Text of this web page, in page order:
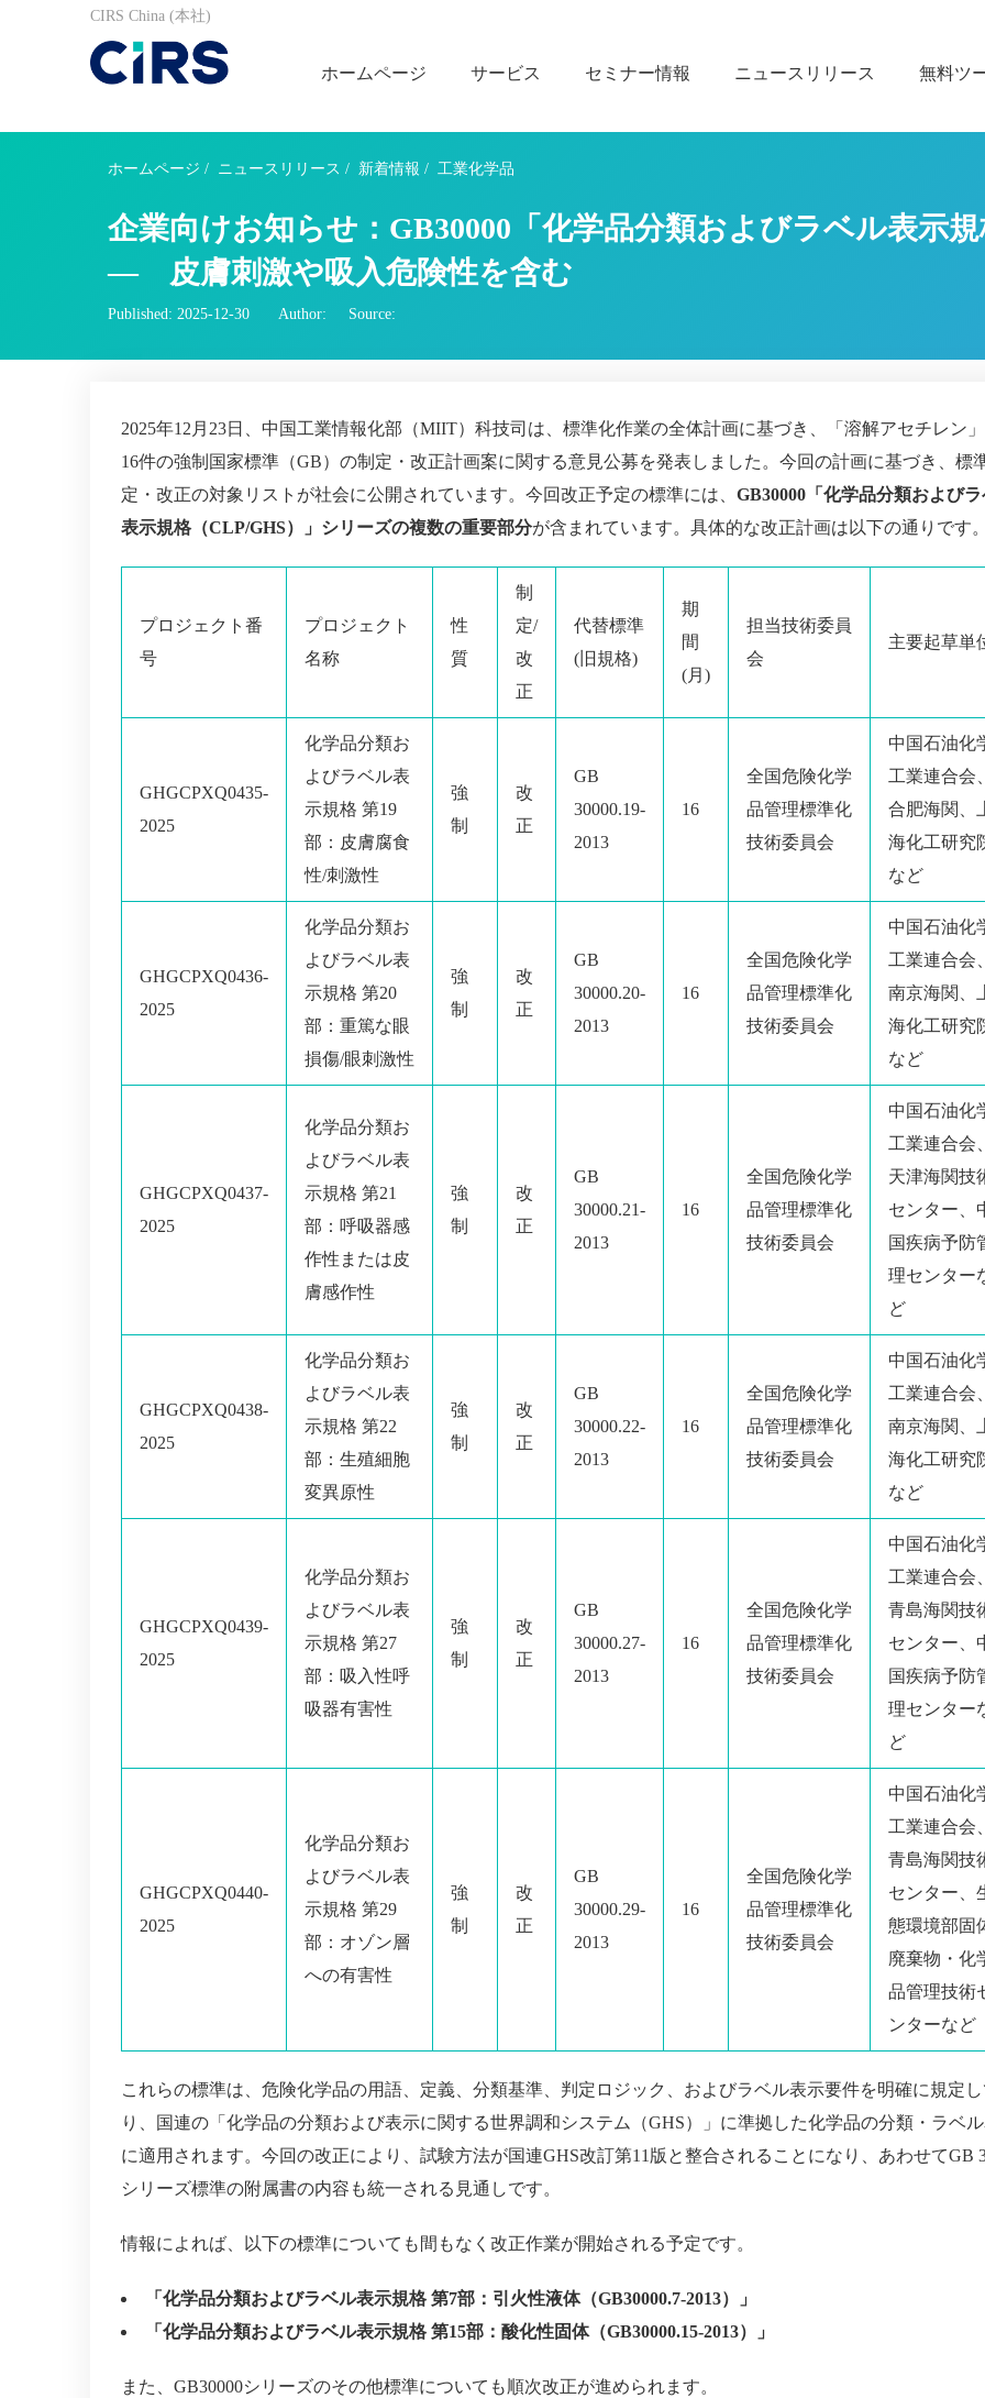
CIRS China (本社)
ホームページ サービス セミナー情報 ニュースリリース 無料ツ
ホームページ / ニュースリリース / 新着情報 / 工業化学品
企業向けお知らせ：GB30000「化学品分類およびラベル表示
― 皮膚刺激や吸入危険性を含む
Published: 2025-12-30 Author: Source:
2025年12月23日、中国工業情報化部（MIIT）科技司は、標準化作業の全体計画に基づき、「溶解アセチレン
16件の強制国家標準（GB）の制定・改正計画案に関する意見公募を発表しました。今回の計画に基づき、標
定・改正の対象リストが社会に公開されています。今回改正予定の標準には、 GB30000「化学品分類および
表示規格（CLP/GHS）」シリーズの複数の重要部分が含まれています。具体的な改正計画は以下の通りです
プロジェクト番
号
プロジェクト
名称
性
質
制
定/
改
正
代替標準
(旧規格)
期
間
(月)
担当技術委員
会
主要起草単
GHGCPXQ0435-
2025
化学品分類お
よびラベル表
示規格 第19
部：皮膚腐食
性/刺激性
強
制
改
正
GB
30000.19-
2013
16
全国危険化学
品管理標準化
技術委員会
中国石油化
工業連合会、
合肥海関、
海化工研究
など
GHGCPXQ0436-
2025
化学品分類お
よびラベル表
示規格 第20
部：重篤な眼
損傷/眼刺激性
強
制
改
正
GB
30000.20-
2013
16
全国危険化学
品管理標準化
技術委員会
中国石油化
工業連合会、
南京海関、
海化工研究
など
GHGCPXQ0437-
2025
化学品分類お
よびラベル表
示規格 第21
部：呼吸器感
作性または皮
膚感作性
強
制
改
正
GB
30000.21-
2013
16
全国危険化学
品管理標準化
技術委員会
中国石油化
工業連合会、
天津海関技
センター、
国疾病予防
理センター
ど
GHGCPXQ0438-
2025
化学品分類お
よびラベル表
示規格 第22
部：生殖細胞
変異原性
強
制
改
正
GB
30000.22-
2013
16
全国危険化学
品管理標準化
技術委員会
中国石油化
工業連合会、
南京海関、
海化工研究
など
GHGCPXQ0439-
2025
化学品分類お
よびラベル表
示規格 第27
部：吸入性呼
吸器有害性
強
制
改
正
GB
30000.27-
2013
16
全国危険化学
品管理標準化
技術委員会
中国石油化
工業連合会、
青島海関技
センター、
国疾病予防
理センター
ど
GHGCPXQ0440-
2025
化学品分類お
よびラベル表
示規格 第29
部：オゾン層
への有害性
強
制
改
正
GB
30000.29-
2013
16
全国危険化学
品管理標準化
技術委員会
中国石油化
工業連合会、
青島海関技
センター、
態環境部固
廃棄物・化
品管理技術
ンターなど
これらの標準は、危険化学品の用語、定義、分類基準、判定ロジック、およびラベル表示要件を明確に規定
り、国連の「化学品の分類および表示に関する世界調和システム（GHS）」に準拠した化学品の分類・ラベ
に適用されます。今回の改正により、試験方法が国連GHS改訂第11版と整合されることになり、あわせてGB
シリーズ標準の附属書の内容も統一される見通しです。
情報によれば、以下の標準についても間もなく改正作業が開始される予定です。
「化学品分類およびラベル表示規格 第7部：引火性液体（GB30000.7-2013）」
「化学品分類およびラベル表示規格 第15部：酸化性固体（GB30000.15-2013）」
また、GB30000シリーズのその他標準についても順次改正が進められます。